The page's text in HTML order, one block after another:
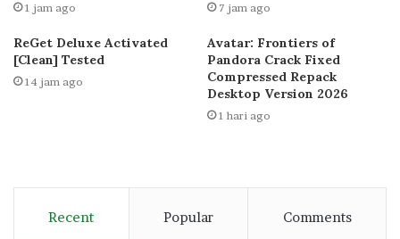
1 jam ago 7 jam ago
ReGet Deluxe Activated
[Clean] Tested
14 jam ago
Avatar: Frontiers of
Pandora Crack Fixed
Compressed Repack
Desktop Version 2026
1 hari ago
Recent Popular Comments